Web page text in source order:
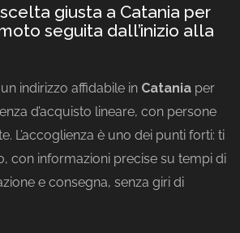
giusta a Catania per
seguita dall’inizio alla
indirizzo affidabile in Catania per
d’acquisto lineare, con persone
L’accoglienza è uno dei punti forti: ti
con informazioni precise su tempi di
e consegna, senza giri di